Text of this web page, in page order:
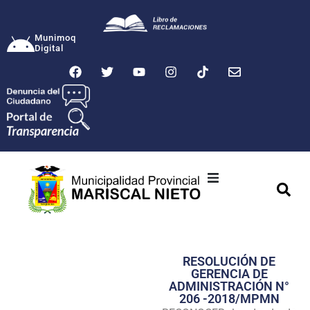
Munimoq
Digital
Transparencia
Seguridad
RESOLUCIÓN DE
GERENCIA DE
ADMINISTRACIÓN N°
206 -2018/MPMN